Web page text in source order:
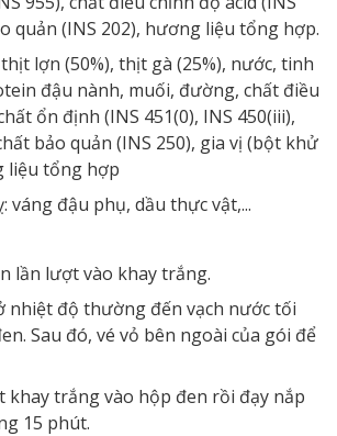
quản (INS 202), hương liệu tổng hợp.
lợn (50%), thịt gà (25%), nước, tinh
đậu nành, muối, đường, chất điều
ổn định (INS 451(0), INS 450(iii),
bảo quản (INS 250), gia vị (bột khử
liệu tổng hợp
váng đậu phụ, dầu thực vật,...
lần lượt vào khay trắng.
nhiệt độ thường đến vạch nước tối
Sau đó, vé vỏ bên ngoài của gói để
khay trắng vào hộp đen rồi đạy nắp
15 phút.